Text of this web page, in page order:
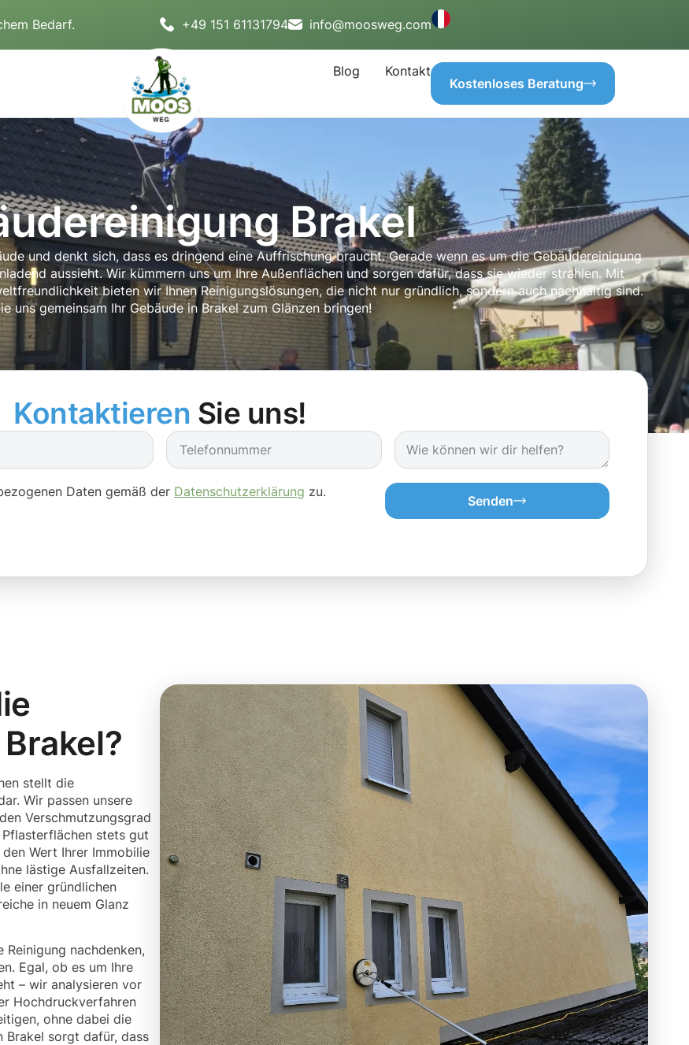
Bedarf. +49 151 61131794 info@moosweg.com
Blog
Kontakt
Kostenloses Beratung
Brakel
und denkt sich, dass es dringend eine Auffrischung braucht. Gerade wenn es um die Gebäudereinigung
aussieht. Wir kümmern uns um Ihre Außenflächen und sorgen dafür, dass sie wieder strahlen. Mit
bieten wir Ihnen Reinigungslösungen, die nicht nur gründlich, sondern auch nachhaltig sind.
uns gemeinsam Ihr Gebäude in Brakel zum Glänzen bringen!
Kontaktieren Sie uns!
Daten gemäß der Datenschutzerklärung zu.
Senden
stellt die
Wir passen unsere
Verschmutzungsgrad
Pflasterflächen stets gut
Wert Ihrer Immobilie
lästige Ausfallzeiten.
einer gründlichen
in neuem Glanz
nachdenken,
Egal, ob es um Ihre
– wir analysieren vor
Hochdruckverfahren
ohne dabei die
Brakel sorgt dafür, dass